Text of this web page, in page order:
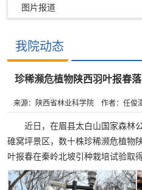
图片报道
我院动态
珍稀濒危植物陕西羽叶报春
来源：陕西省林业科学院 作者：任俊
近日，在眉县太白山国家森林
碓窝坪景区，数十株珍稀濒危植物
叶报春在秦岭北坡引种栽培试验取得